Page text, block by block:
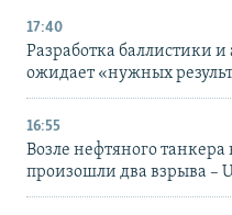
17:40
Разработка баллистики
ожидает «нужных
16:55
Возле нефтяного
произошли два взрыва –